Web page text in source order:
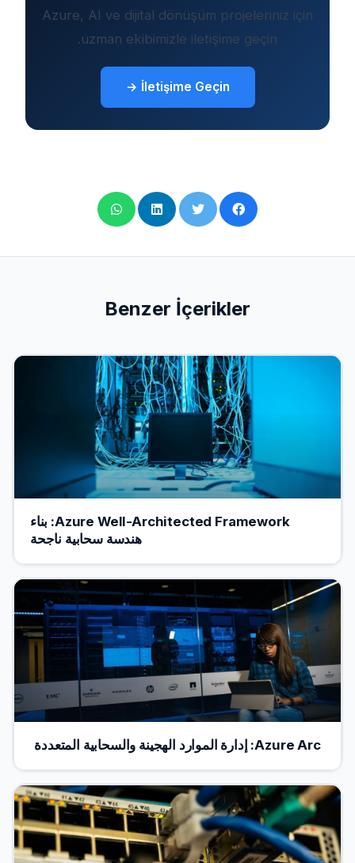
Azure, AI ve dijital dönüşüm projeleriniz için
uzman ekibimizle iletişime geçin.
İletişime Geçin →
Benzer İçerikler
Azure Well-Architected Framework: بناء
هندسة سحابية ناجحة
Azure Arc: إدارة الموارد الهجينة والسحابية المتعددة